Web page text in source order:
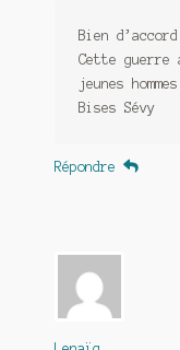
Bien
Cette
jeunes
Bises Sévy
Répondre